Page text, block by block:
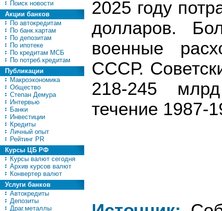
Поиск новости
Акции банков
По автокредитам
По банк.картам
По депозитам
По ипотеке
По кредитам МСБ
По потреб.кредитам
Публикации
Макроэкономика
Общество
Степан Демура
Интервью
Банки
Инвестиции
Кредиты
Личный опыт
Рейтинг PR
Курсы ЦБ РФ
Курсы валют сегодня
Архив курсов валют
Конвертер валют
Услуги банков
Автокредиты
Депозиты
Драг.металлы
2025 году
долларов.
военные
СССР.
218-245
течение 1987-